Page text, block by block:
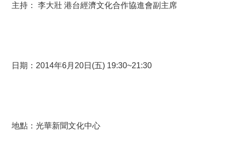
主持： 李大壯 港台經濟文化合作協進會副主席
日期：2014年6月20日(五) 19:30~21:30
地點：光華新聞文化中心